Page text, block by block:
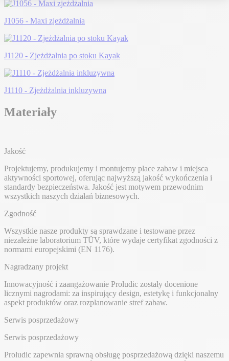
J1056 - Maxi zjeżdżalnia
J1120 - Zjeżdżalnia po stoku Kayak
J1110 - Zjeżdżalnia inkluzywna
Materiały
Jakość
Projektujemy, produkujemy i montujemy place zabaw i miejsca
aktywności sportowej, oferując najwyższą jakość wykończenia i
standardy bezpieczeństwa. Jakość jest motywem przewodnim
wszystkich naszych działań biznesowych.
Zgodność
Wszystkie nasze produkty są sprawdzane i testowane przez
niezależne laboratorium TÜV, które wydaje certyfikat zgodności z
normami europejskimi (EN 1176).
Nagradzany projekt
Innowacyjność i zaangażowanie Proludic zostały docenione
licznymi nagrodami: za inspirujący design, estetykę i funkcjonalny
aspekt produktów oraz rozplanowanie stref zabaw.
Serwis posprzedażowy
Serwis posprzedażowy
Proludic zapewnia sprawną obsługę posprzedażową dzięki naszemu